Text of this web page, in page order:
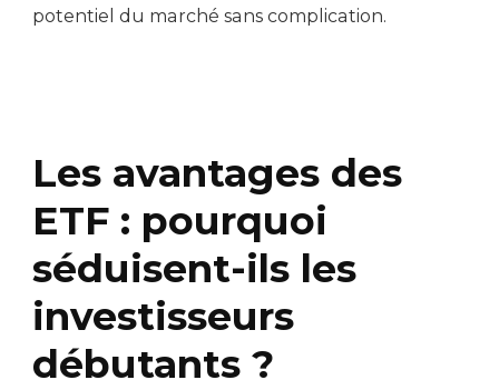
potentiel du marché sans complication.
Les avantages des
ETF : pourquoi
séduisent-ils les
investisseurs
débutants ?